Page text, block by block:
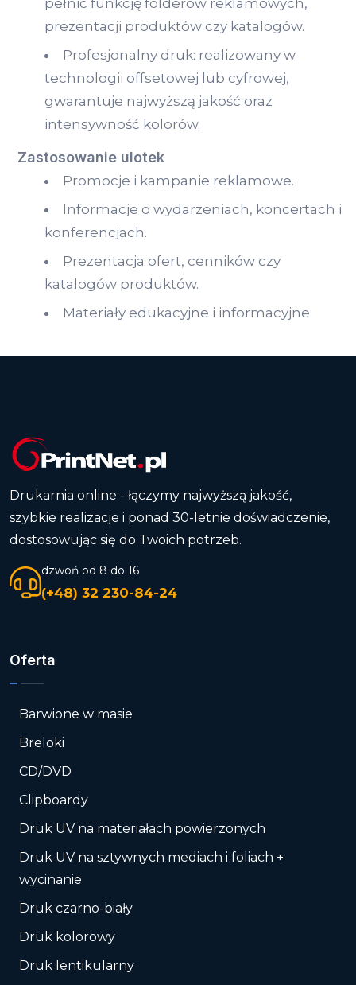
pełnić funkcję folderów reklamowych,
prezentacji produktów czy katalogów.
Profesjonalny druk: realizowany w
technologii offsetowej lub cyfrowej,
gwarantuje najwyższą jakość oraz
intensywność kolorów.
Zastosowanie ulotek
Promocje i kampanie reklamowe.
Informacje o wydarzeniach, koncertach i
konferencjach.
Prezentacja ofert, cenników czy
katalogów produktów.
Materiały edukacyjne i informacyjne.
Drukarnia online - łączymy najwyższą jakość,
szybkie realizacje i ponad 30-letnie doświadczenie,
dostosowując się do Twoich potrzeb.
dzwoń od 8 do 16
(+48) 32 230-84-24
Oferta
Barwione w masie
Breloki
CD/DVD
Clipboardy
Druk UV na materiałach powierzonych
Druk UV na sztywnych mediach i foliach +
wycinanie
Druk czarno-biały
Druk kolorowy
Druk lentikularny